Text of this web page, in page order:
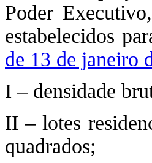
Poder
estabelecidos
de 13 de janeiro
I – densidade
II – lotes
quadrados;